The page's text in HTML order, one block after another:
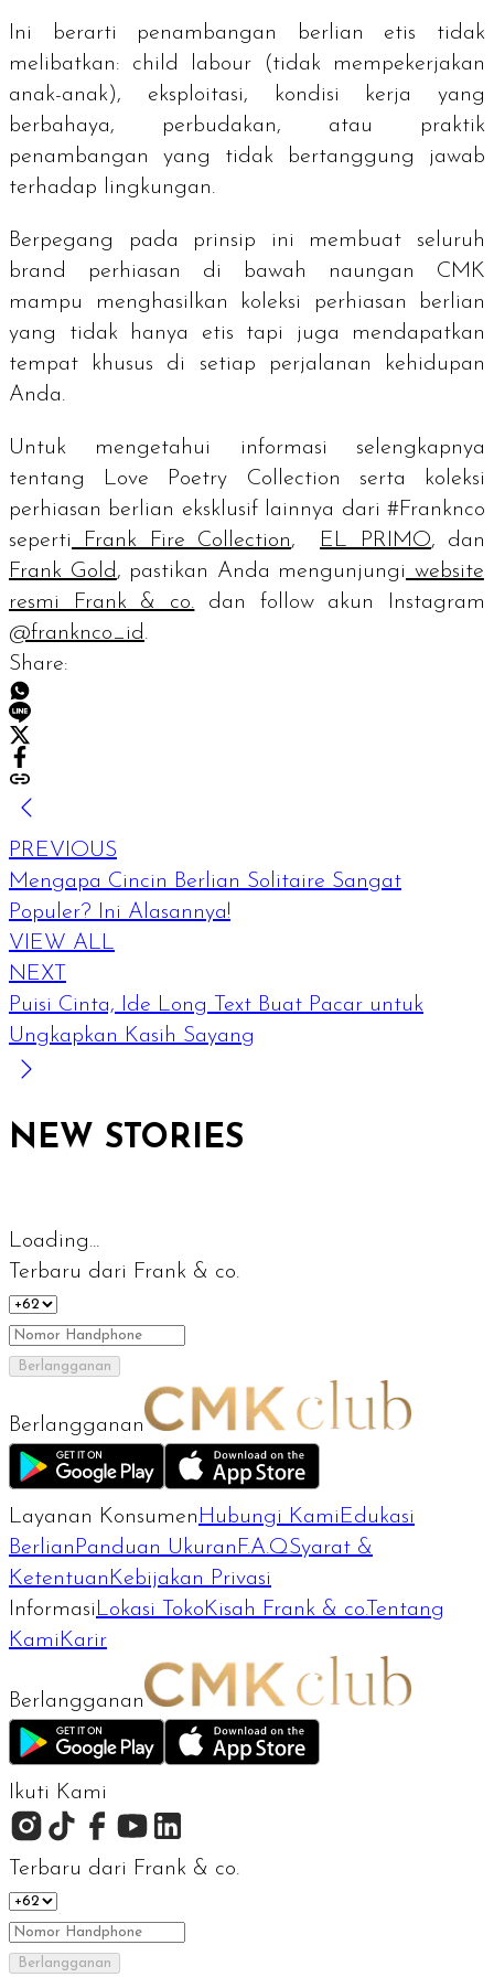
Ini berarti penambangan berlian etis tidak
melibatkan: child labour (tidak mempekerjakan
anak-anak), eksploitasi, kondisi kerja yang
berbahaya, perbudakan, atau praktik
penambangan yang tidak bertanggung jawab
terhadap lingkungan.
Berpegang pada prinsip ini membuat seluruh
brand
perhiasan di bawah naungan CMK
mampu menghasilkan koleksi perhiasan berlian
yang tidak hanya etis tapi juga mendapatkan
tempat khusus di setiap perjalanan kehidupan
Anda.
Untuk mengetahui informasi selengkapnya
tentang Love Poetry Collection serta koleksi
perhiasan berlian eksklusif lainnya dari #Franknco
seperti
Frank Fire Collection, EL PRIMO, dan
Frank Gold , pastikan Anda mengunjungi website
resmi Frank & co. dan followakun Instagram
@franknco_id .
Share:
PREVIOUS
Mengapa Cincin Berlian Solitaire Sangat
Populer? Ini Alasannya!
VIEW ALL
NEXT
Puisi Cinta, Ide Long Text Buat Pacar untuk
Ungkapkan Kasih Sayang
NEW STORIES
Loading...
Terbaru dari Frank & co.
Berlangganan
Berlangganan
Layanan Konsumen Hubungi Kami Edukasi
Berlian Panduan Ukuran F.A.QSyarat &
Ketentuan Kebijakan Privasi
Informasi Lokasi TokoKisah Frank & co.Tentang
Kami Karir
Berlangganan
Ikuti Kami
Terbaru dari Frank & co.
Berlangganan